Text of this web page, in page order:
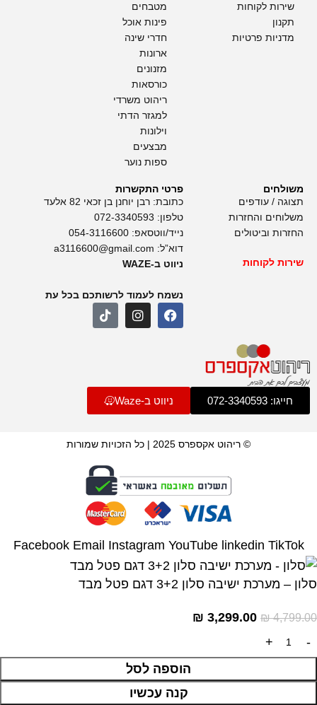
שירות לקוחות
תקנון
מדניות פרטיות
מטבחים
פינות אוכל
חדרי שינה
ארונות
מזנונים
כורסאות
ריהוט משרדי
למגזר הדתי
וילונות
מבצעים
ספות נוער
משולחים
תצוגה / עודפים
משלוחים והחזרות
החזרות וביטולים
שירות לקוחות
פרטי התקשרות
כתובת: רבן יוחנן בן זכאי 82 אלעד
טלפון: 072-3340593
נייד/ווטסאפ:054-3116600
דוא”ל: a3116600@gmail.com
ניווט ב-WAZE
נשמח לעמוד לרשותכם בכל עת
חייגו: 072-3340593 ניווט ב-Waze
© ריהוט אקספרס 2025 | כל הזכויות שמורות
Facebook Email Instagram YouTube linkedin TikTok
סלון – מערכת ישיבה סלון 3+2 דגם פטל מבד
4,799.00
₪
3,299.00
₪
הוספה לסל
קנה עכשיו